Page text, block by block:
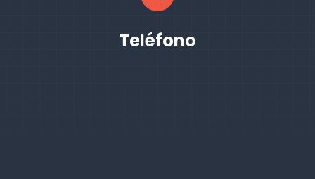
Teléfono